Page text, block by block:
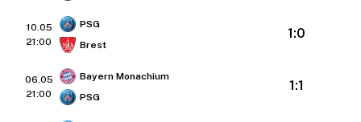
10.05
21:00
PSG
Brest
1:0
06.05
21:00
Bayern Monachium
PSG
1:1